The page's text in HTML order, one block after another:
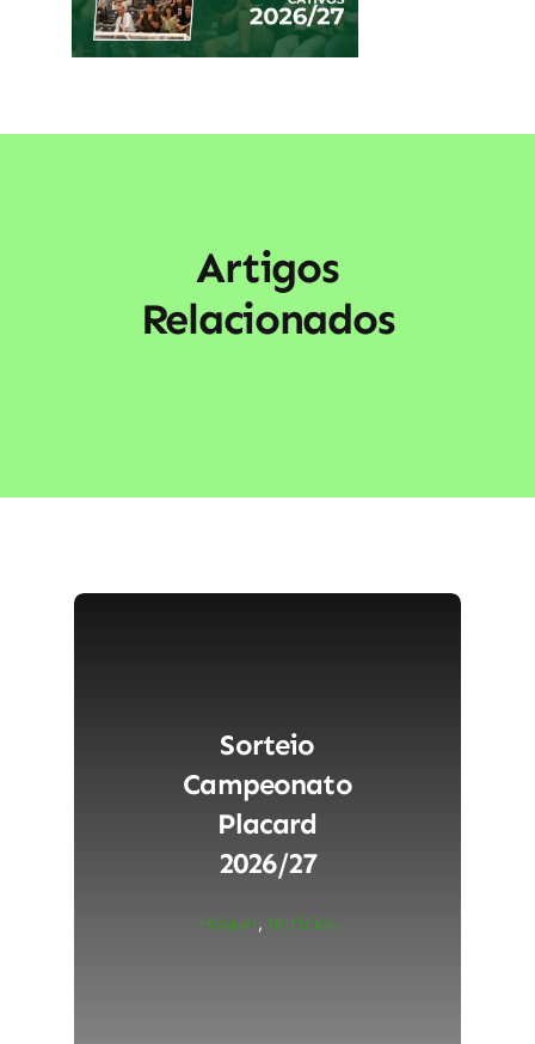
Artigos
Relacionados
Sorteio
Campeonato
Placard
2026/27
Hóquei, Noticias